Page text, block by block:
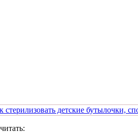
стерилизовать детские бутылочки,